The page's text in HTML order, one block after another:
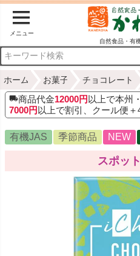
メニュー
自然食品・有
ホーム お菓子 チョコレート
商品代金12000円 以上で本州
7000円 以上で割引、クール便＋
有機JAS 季節商品 NEW
スポッ